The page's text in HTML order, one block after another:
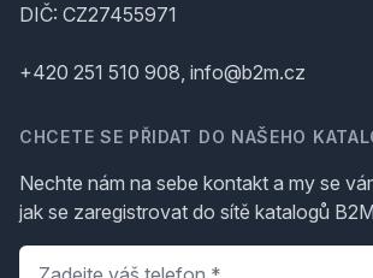
DIČ: CZ27455971
+420 251 510 908, info@b2m.cz
CHCETE SE PŘIDAT DO NAŠEHO
Nechte nám na sebe kontakt a my se
jak se zaregistrovat do sítě katalogů
Telefon